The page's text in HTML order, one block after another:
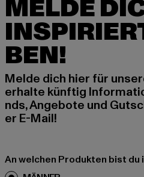
MELDE
BEN!
Melde dich hier für
erhalte künftig
nds, Angebote und
er E-Mail!
An welchen Produkten bist